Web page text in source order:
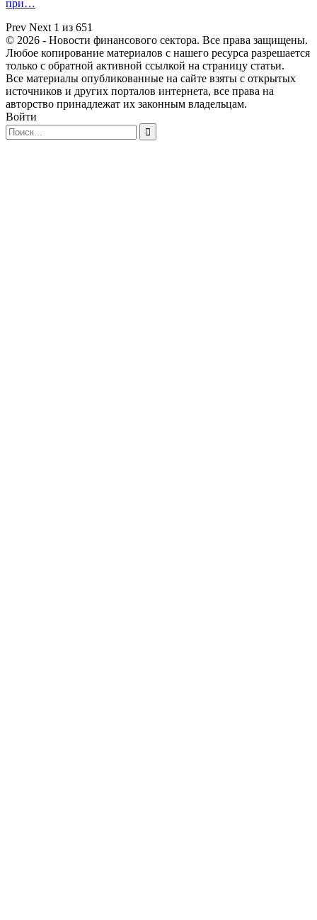
при…
Prev Next 1 из 651
© 2026 - Новости финансового сектора. Все права защищены.
Любое копирование материалов с нашего ресурса разрешается
только с обратной активной ссылкой на страницу статьи.
Все материалы опубликованные на сайте взяты с открытых
источников и других порталов интернета, все права на
авторство принадлежат их законным владельцам.
Войти